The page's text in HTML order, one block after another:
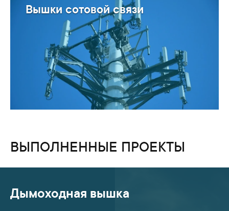
Вышки сотовой связи
ВЫПОЛНЕННЫЕ ПРОЕКТЫ
Дымоходная вышка